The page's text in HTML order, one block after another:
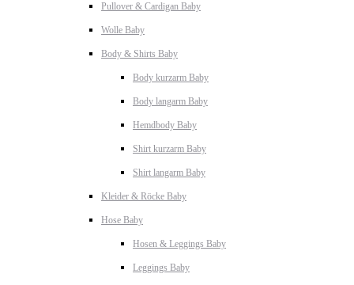
Pullover & Cardigan Baby
Wolle Baby
Body & Shirts Baby
Body kurzarm Baby
Body langarm Baby
Hemdbody Baby
Shirt kurzarm Baby
Shirt langarm Baby
Kleider & Röcke Baby
Hose Baby
Hosen & Leggings Baby
Leggings Baby